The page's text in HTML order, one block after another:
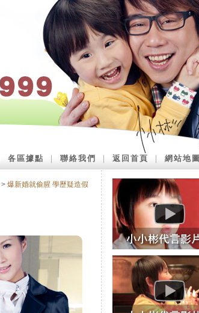
各區據點 聯絡我們 返回首頁 網站地圖
> 爆新婚就偷腥 學歷疑造假